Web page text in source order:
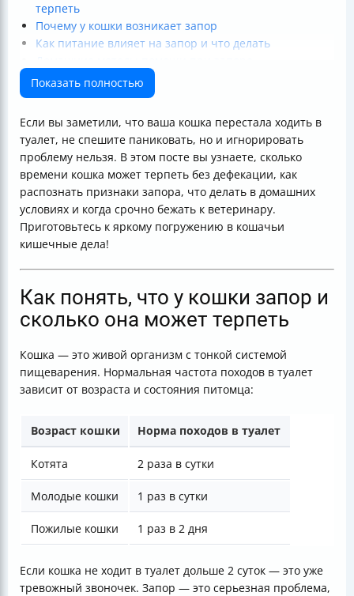
терпеть
Почему у кошки возникает запор
Как питание влияет на запор и что делать
Когда и какие слабительные можно использовать
Первая помощь и когда срочно к ветеринару
Итоговая таблица симптомов и действий
Полезные ссылки
Показать полностью
Если вы заметили, что ваша кошка перестала ходить в
туалет, не спешите паниковать, но и игнорировать
проблему нельзя. В этом посте вы узнаете, сколько
времени кошка может терпеть без дефекации, как
распознать признаки запора, что делать в домашних
условиях и когда срочно бежать к ветеринару.
Приготовьтесь к яркому погружению в кошачьи
кишечные дела!
Как понять, что у кошки запор и
сколько она может терпеть
Кошка — это живой организм с тонкой системой
пищеварения. Нормальная частота походов в туалет
зависит от возраста и состояния питомца:
Возраст кошки Норма походов в туалет
Котята 2 раза в сутки
Молодые кошки 1 раз в сутки
Пожилые кошки 1 раз в 2 дня
Если кошка не ходит в туалет дольше 2 суток — это уже
тревожный звоночек. Запор — это серьезная проблема,